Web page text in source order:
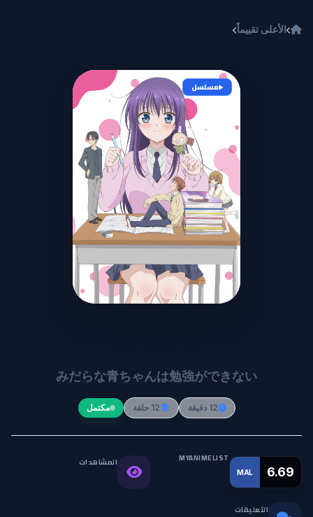
الأعلى تقييماً
مسلسل
Midara na Ao-chan wa Benkyou
みだらな青ちゃんは勉強ができない
12 دقيقة 12 حلقة مكتمل
MAL 6.69
MYANIMELIST المشاهدات
التعليقات